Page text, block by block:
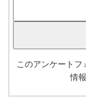
このアンケートフ
情